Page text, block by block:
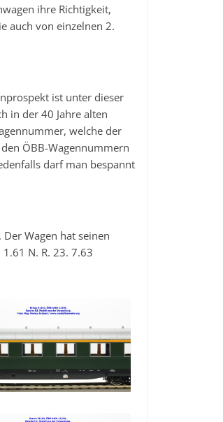
ihre Richtigkeit,
auch von einzelnen 2.
ist unter dieser
in der 40 Jahre alten
welche der
ÖBB-Wagennummern
darf man bespannt
Wagen hat seinen
N. R. 23. 7.63